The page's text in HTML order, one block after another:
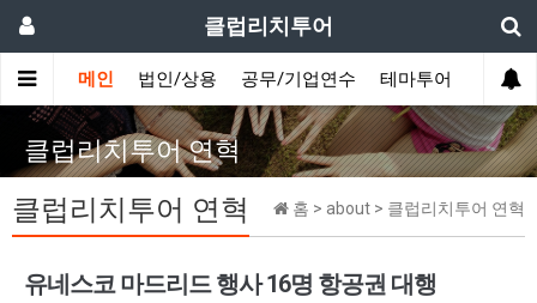
클럽리치투어
메인 법인/상용 공무/기업연수 테마투어 데이투
클럽리치투어 연혁
홈 > about > 클럽리치투어 연혁
클럽리치투어 연혁
유네스코 마드리드 행사 16명 항공권 대행